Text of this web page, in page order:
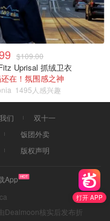
打开 APP
$109.00
Uprisal 抓绒卫衣
在！氛围感之神
1495人感兴趣
们
双十一
饭团外卖
版权声明
App
Dealmoon核实后发布折